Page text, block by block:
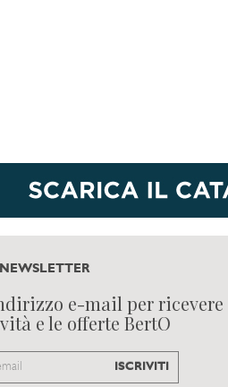
NEWSLETTER
e-mail per ricevere
e le offerte BertO
Email
ISCRIVITI